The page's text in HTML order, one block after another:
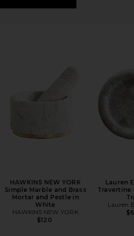
HAWKINS NEW YORK
Simple Marble and Brass
Mortar and Pestle in
White
HAWKINS NEW YORK
$120
Lauren
Travertine
Lauren